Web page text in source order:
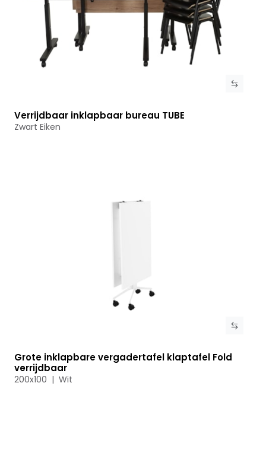
Bekijk product
Verrijdbaar inklapbaar bureau TUBE
Zwart Eiken
Bekijk product
Grote inklapbare vergadertafel klaptafel Fold
verrijdbaar
200x100 | Wit